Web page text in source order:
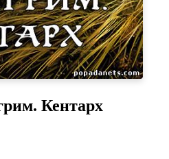
Кентарх